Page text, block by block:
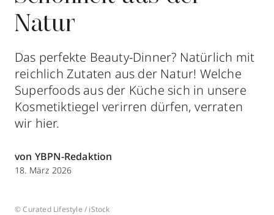
Aktionen
Storefinder
Natur
Das perfekte Beauty-Dinner? Natürlich mit
reichlich Zutaten aus der Natur! Welche
Superfoods aus der Küche sich in unsere
Kosmetiktiegel verirren dürfen, verraten
wir hier.
von YBPN-Redaktion
18. März 2026
© Curated Lifestyle / iStock